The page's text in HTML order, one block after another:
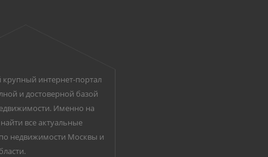
интернет-портал
и достоверной базой
Именно на
все актуальные
недвижимости Москвы и